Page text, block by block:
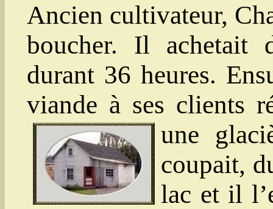
Ancien cultivateur,
boucher. Il achetait
durant 36 heures.
viande à ses clients
une
coupait,
lac et il